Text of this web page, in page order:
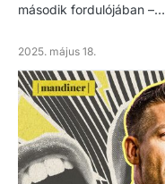
második fordulójában –…
2025. május 18.